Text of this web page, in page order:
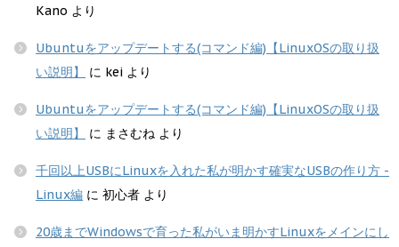
Kano より
Ubuntuをアップデートする(コマンド編)【LinuxOSの取り扱
い説明】
に kei より
Ubuntuをアップデートする(コマンド編)【LinuxOSの取り扱
い説明】
に まさむね より
千回以上USBにLinuxを入れた私が明かす確実なUSBの作り方 -
Linux編 に 初心者 より
20歳までWindowsで育った私がいま明かすLinuxをメインにし